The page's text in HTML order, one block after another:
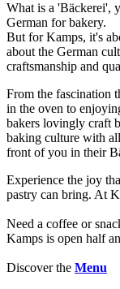
What is a 'Bäckerei',
German for bakery.
But for Kamps, it's
about the German
craftsmanship and
From the fascination
in the oven to
bakers lovingly craft
baking culture with
front of you in their
Experience the joy
pastry can bring. At
Need a coffee or
Kamps is open half
Discover the Menu